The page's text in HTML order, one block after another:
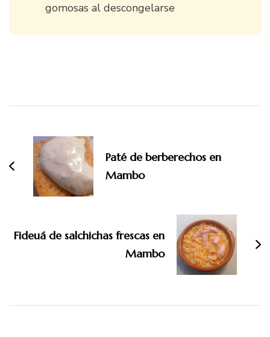
gomosas al descongelarse
entradas
Paté de berberechos en
Mambo
Fideuá de salchichas frescas en
Mambo